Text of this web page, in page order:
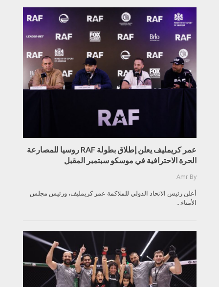
عمر كريمليف يعلن إطلاق بطولة RAF روسيا للمصارعة
الحرة الاحترافية في موسكو سبتمبر المقبل
By
Amr
أعلن رئيس الاتحاد الدولي للملاكمة عمر كريمليف، ورئيس مجلس
الأمناء...